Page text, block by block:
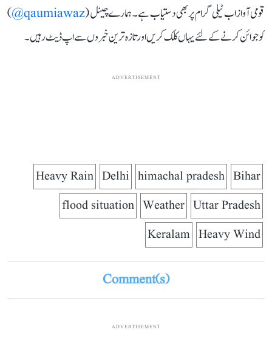
قومی آواز اب ٹیلی گرام پر بھی دستیاب ہے۔ ہمارے چینل (qaumiawaz@
)
کو جوائن کرنے کے لئے یہاں کلک کریں اور تازہ ترین خبروں سے اپ ڈیٹ رہیں۔
ADVERTISEMENT
Bihar
himachal pradesh
Delhi
Heavy Rain
Uttar Pradesh
Weather
flood situation
Heavy Wind
Keralam
Comment(s)
ADVERTISEMENT